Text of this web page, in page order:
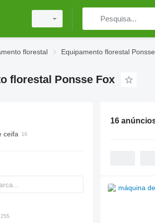
florestal Equipamento florestal Ponsse
florestal Ponsse Fox
ceifa
16